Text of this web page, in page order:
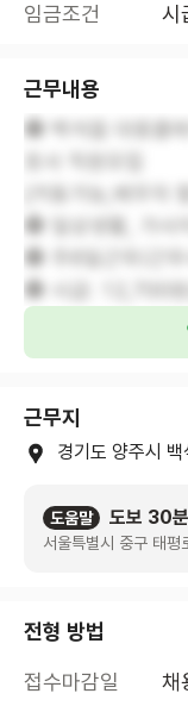
임금조건
시
근무내용
✿ 백석읍 대웅클
✿ 일상생활, 가사
✿ 주6일근무/근
✿ 시급: 12,700원
근무지
경기도 양주시 백
도움말 도보 30
서울특별시 중구 태
전형 방법
접수마감일
채